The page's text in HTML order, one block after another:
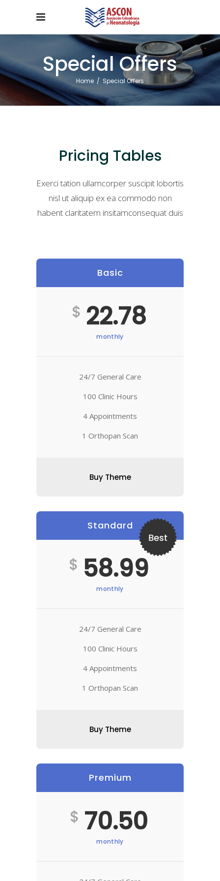
Special Offers
Home / Special Offers
Pricing Tables
Exerci tation ullamcorper suscipit lobortis
nisl ut aliquip ex ea commodo non
habent claritatem insitamconsequat duis
Basic
$ 22.78
monthly
24/7 General Care
100 Clinic Hours
4 Appointments
1 Orthopan Scan
Buy Theme
Best
Standard
$ 58.99
monthly
24/7 General Care
100 Clinic Hours
4 Appointments
1 Orthopan Scan
Buy Theme
Premium
$ 70.50
monthly